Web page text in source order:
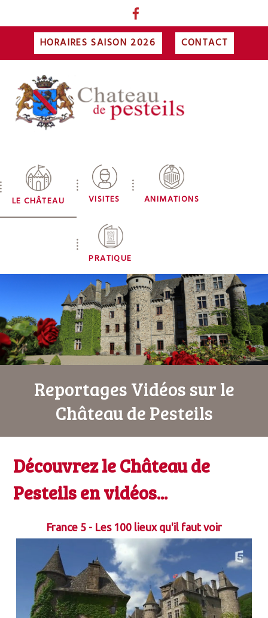
HORAIRES SAISON 2026 CONTACT
LE CHÂTEAU VISITES ANIMATIONS
PRATIQUE
Reportages Vidéos sur le
Château de Pesteils
Découvrez le Château de
Pesteils en vidéos...
France 5 - Les 100 lieux qu'il faut voir